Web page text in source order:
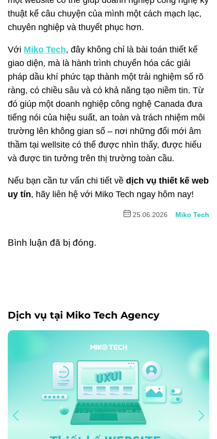
thuật kể câu chuyện của mình một cách mạch lạc,
chuyên nghiệp và thuyết phục hơn.
Với Miko Tech, đây không chỉ là bài toán thiết kế
giao diện, mà là hành trình chuyển hóa các giải
pháp dầu khí phức tạp thành một trải nghiệm số rõ
ràng, có chiều sâu và có khả năng tạo niềm tin. Từ
đó giúp một doanh nghiệp công nghệ Canada đưa
tiếng nói của hiệu suất, an toàn và trách nhiệm môi
trường lên không gian số – nơi những đổi mới âm
thầm tại wellsite có thể được nhìn thấy, được hiểu
và được tin tưởng trên thị trường toàn cầu.
Nếu bạn cần tư vấn chi tiết về dịch vụ thiết kế web
uy tín, hãy liên hệ với Miko Tech ngay hôm nay!
25.06.2026 Miko Tech
Bình luận đã bị đóng.
Dịch vụ tại Miko Tech Agency